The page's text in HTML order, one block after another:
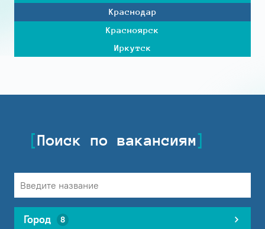
Краснодар
Красноярск
Иркутск
Поиск по вакансиям
Город 8